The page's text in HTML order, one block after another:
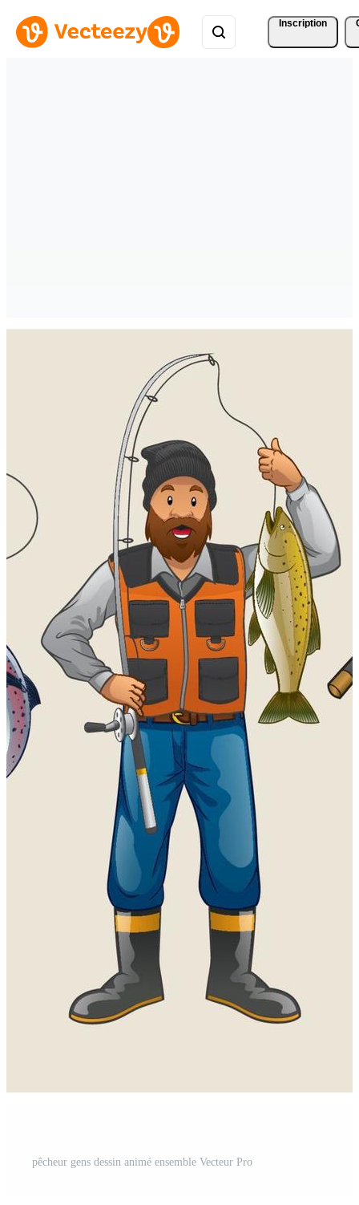
Inscription
pêcheur gens dessin animé ensemble Vecteur Pro